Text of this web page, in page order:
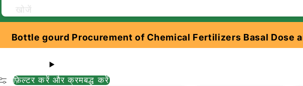
खोजें
Bottle gourd Procurement of Chemical Fertilizers Basal Dose
फ़िल्टर करें और क्रमबद्ध करें